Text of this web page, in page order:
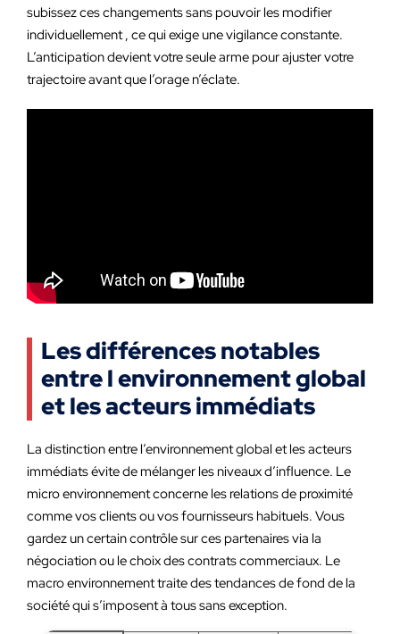
subissez ces changements sans pouvoir les modifier
individuellement , ce qui exige une vigilance constante.
L’anticipation devient votre seule arme pour ajuster votre
trajectoire avant que l’orage n’éclate.
Les différences notables
entre l environnement global
et les acteurs immédiats
La distinction entre l’environnement global et les acteurs
immédiats évite de mélanger les niveaux d’influence. Le
micro environnement concerne les relations de proximité
comme vos clients ou vos fournisseurs habituels. Vous
gardez un certain contrôle sur ces partenaires via la
négociation ou le choix des contrats commerciaux. Le
macro environnement traite des tendances de fond de la
société qui s’imposent à tous sans exception.